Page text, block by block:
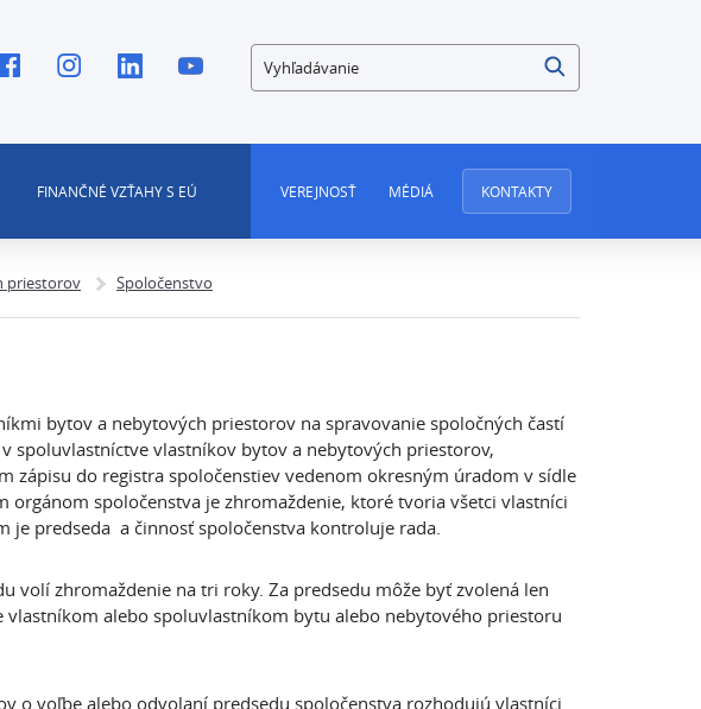
Vyhľadávanie
FINANČNÉ VZŤAHY S EÚ VEREJNOSŤ MÉDIÁ KONTAKTY
priestorov Spoločenstvo
bytov a nebytových priestorov na spravovanie spoločných častí
spoluvlastníctve vlastníkov bytov a nebytových priestorov,
zápisu do registra spoločenstiev vedenom okresným úradom v sídle
orgánom spoločenstva je zhromaždenie, ktoré tvoria všetci vlastníci
predseda a činnosť spoločenstva kontroluje rada.
volí zhromaždenie na tri roky. Za predsedu môže byť zvolená len
alebo spoluvlastníkom bytu alebo nebytového priestoru
o voľbe alebo odvolaní predsedu spoločenstva rozhodujú vlastníci